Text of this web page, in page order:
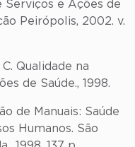
Serviços e Ações de
Peirópolis, 2002. v.
Qualidade na
de Saúde., 1998.
de Manuais: Saúde
Humanos. São